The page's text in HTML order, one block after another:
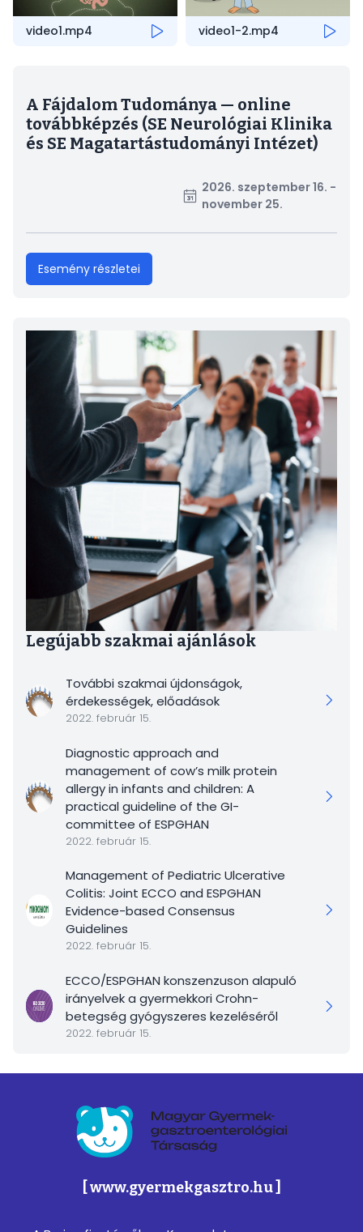
video1.mp4 video1-2.mp4
A Fájdalom Tudománya — online
továbbképzés (SE Neurológiai Klinika
és SE Magatartástudományi Intézet)
2026. szeptember 16. -
november 25.
Esemény részletei
Legújabb szakmai ajánlások
További szakmai újdonságok,
érdekességek, előadások
2022. február 15.
Diagnostic approach and
management of cow’s milk protein
allergy in infants and children: A
practical guideline of the GI-
committee of ESPGHAN
2022. február 15.
Management of Pediatric Ulcerative
Colitis: Joint ECCO and ESPGHAN
Evidence-based Consensus
Guidelines
2022. február 15.
ECCO/ESPGHAN konszenzuson alapuló
irányelvek a gyermekkori Crohn-
betegség gyógyszeres kezeléséről
2022. február 15.
[ www.gyermekgasztro.hu ]